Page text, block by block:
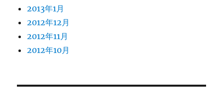
2013年1月
2012年12月
2012年11月
2012年10月